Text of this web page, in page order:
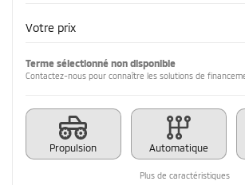
Votre prix
Terme sélectionné non disponible
Contactez-nous pour connaître les solutions de
Propulsion Automatique
Plus de caractéristiques